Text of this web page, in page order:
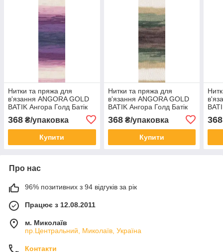
Нитки та пряжа для
в'язання ANGORA GOLD
BATIK Ангора Голд Батік
368 ₴/упаковка
Купити
Нитки та пряжа для
в'язання ANGORA GOLD
BATIK Ангора Голд Батік
368₴/упаковка
Купити
368
Про нас
96% позитивних з 94 відгуків за рік
Працює з 12.08.2011
м. Миколаїв
пр.Центральний, Миколаїв, Україна
Контакти